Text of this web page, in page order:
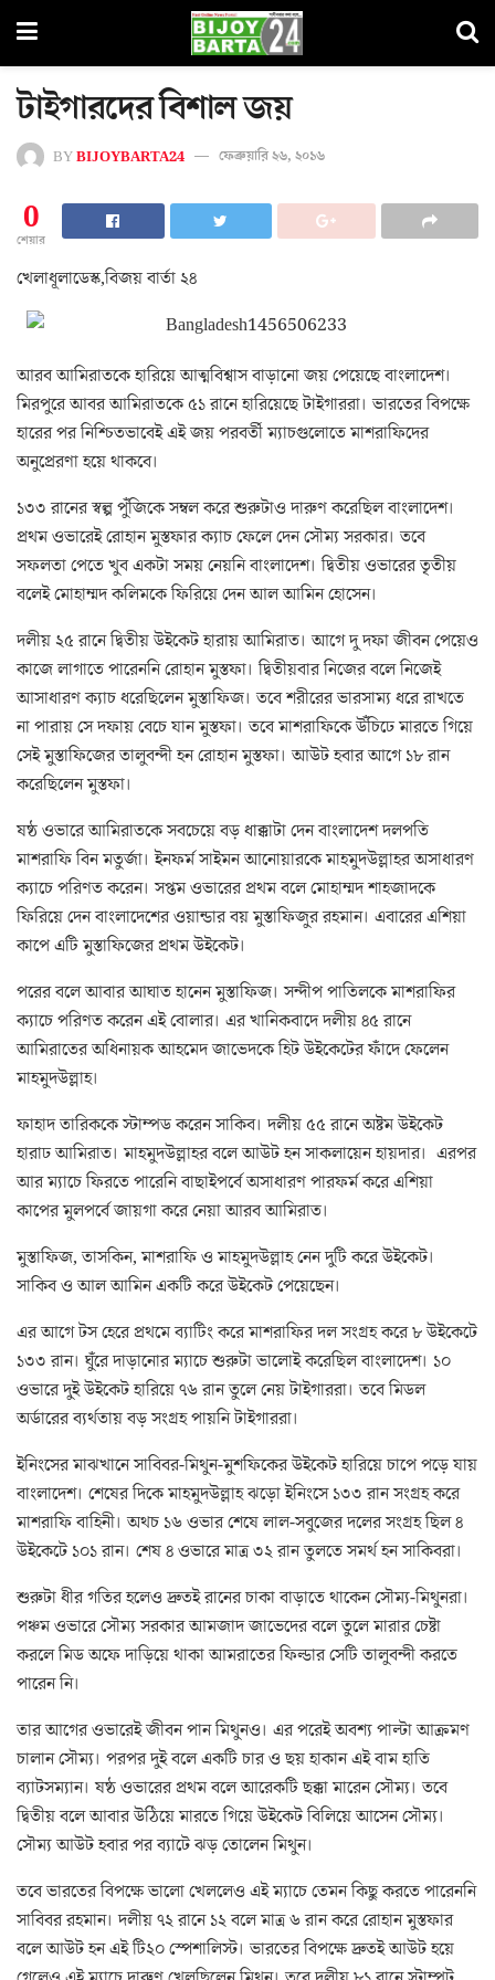
টাইগারদের বিশাল জয়
BYBIJOYBARTA24 ফেব্রুয়ারি ২৬, ২০১৬
0
শেয়ার
খেলাধূলাডেস্ক,বিজয় বার্তা ২৪
আরব আমিরাতকে হারিয়ে আত্মবিশ্বাস বাড়ানো জয় পেয়েছে বাংলাদেশ।
মিরপুরে আবর আমিরাতকে ৫১ রানে হারিয়েছে টাইগাররা। ভারতের বিপক্ষে
হারের পর নিশ্চিতভাবেই এই জয় পরবর্তী ম্যাচগুলোতে মাশরাফিদের
অনুপ্রেরণা হয়ে থাকবে।
১৩৩ রানের স্বল্প পুঁজিকে সম্বল করে শুরুটাও দারুণ করেছিল বাংলাদেশ।
প্রথম ওভারেই রোহান মুস্তফার ক্যাচ ফেলে দেন সৌম্য সরকার। তবে
সফলতা পেতে খুব একটা সময় নেয়নি বাংলাদেশ। দ্বিতীয় ওভারের তৃতীয়
বলেই মোহাম্মদ কলিমকে ফিরিয়ে দেন আল আমিন হোসেন।
দলীয় ২৫ রানে দ্বিতীয় উইকেট হারায় আমিরাত। আগে দু দফা জীবন পেয়েও
কাজে লাগাতে পারেননি রোহান মুস্তফা। দ্বিতীয়বার নিজের বলে নিজেই
আসাধারণ ক্যাচ ধরেছিলেন মুস্তাফিজ। তবে শরীরের ভারসাম্য ধরে রাখতে
না পারায় সে দফায় বেচে যান মুস্তফা। তবে মাশরাফিকে উঁচিঢে মারতে গিয়ে
সেই মুস্তাফিজের তালুবন্দী হন রোহান মুস্তফা। আউট হবার আগে ১৮ রান
করেছিলেন মুস্তফা।
ষষ্ঠ ওভারে আমিরাতকে সবচেয়ে বড় ধাক্কাটা দেন বাংলাদেশ দলপতি
মাশরাফি বিন মতুর্জা। ইনফর্ম সাইমন আনোয়ারকে মাহমুদউল্লাহর অসাধারণ
ক্যাচে পরিণত করেন। সপ্তম ওভারের প্রথম বলে মোহাম্মদ শাহজাদকে
ফিরিয়ে দেন বাংলাদেশের ওয়ান্ডার বয় মুস্তাফিজুর রহমান। এবারের এশিয়া
কাপে এটি মুস্তাফিজের প্রথম উইকেট।
পরের বলে আবার আঘাত হানেন মুস্তাফিজ। সন্দীপ পাতিলকে মাশরাফির
ক্যাচে পরিণত করেন এই বোলার। এর খানিকবাদে দলীয় ৪৫ রানে
আমিরাতের অধিনায়ক আহমেদ জাভেদকে হিট উইকেটের ফাঁদে ফেলেন
মাহমুদউল্লাহ।
ফাহাদ তারিককে স্টাম্পড করেন সাকিব। দলীয় ৫৫ রানে অষ্টম উইকেট
হারাঢ আমিরাত। মাহমুদউল্লাহর বলে আউট হন সাকলায়েন হায়দার। এরপর
আর ম্যাচে ফিরতে পারেনি বাছাইপর্বে অসাধারণ পারফর্ম করে এশিয়া
কাপের মুলপর্বে জায়গা করে নেয়া আরব আমিরাত।
মুস্তাফিজ, তাসকিন, মাশরাফি ও মাহমুদউল্লাহ নেন দুটি করে উইকেট।
সাকিব ও আল আমিন একটি করে উইকেট পেয়েছেন।
এর আগে টস হেরে প্রথমে ব্যাটিং করে মাশরাফির দল সংগ্রহ করে ৮ উইকেটে
১৩৩ রান। ঘুঁরে দাড়ানোর ম্যাচে শুরুটা ভালোই করেছিল বাংলাদেশ। ১০
ওভারে দুই উইকেট হারিয়ে ৭৬ রান তুলে নেয় টাইগাররা। তবে মিডল
অর্ডারের ব্যর্থতায় বড় সংগ্রহ পায়নি টাইগাররা।
ইনিংসের মাঝখানে সাবিবর-মিথুন-মুশফিকের উইকেট হারিয়ে চাপে পড়ে যায়
বাংলাদেশ। শেষের দিকে মাহমুদউল্লাহ ঝড়ো ইনিংসে ১৩৩ রান সংগ্রহ করে
মাশরাফি বাহিনী। অথচ ১৬ ওভার শেষে লাল-সবুজের দলের সংগ্রহ ছিল ৪
উইকেটে ১০১ রান। শেষ ৪ ওভারে মাত্র ৩২ রান তুলতে সমর্থ হন সাকিবরা।
শুরুটা ধীর গতির হলেও দ্রুতই রানের চাকা বাড়াতে থাকেন সৌম্য-মিথুনরা।
পঞ্চম ওভারে সৌম্য সরকার আমজাদ জাভেদের বলে তুলে মারার চেষ্টা
করলে মিড অফে দাড়িয়ে থাকা আমরাতের ফিল্ডার সেটি তালুবন্দী করতে
পারেন নি।
তার আগের ওভারেই জীবন পান মিথুনও। এর পরেই অবশ্য পাল্টা আক্রমণ
চালান সৌম্য। পরপর দুই বলে একটি চার ও ছয় হাকান এই বাম হাতি
ব্যাটসম্যান। ষষ্ঠ ওভারের প্রথম বলে আরেকটি ছক্কা মারেন সৌম্য। তবে
দ্বিতীয় বলে আবার উঠিয়ে মারতে গিয়ে উইকেট বিলিয়ে আসেন সৌম্য।
সৌম্য আউট হবার পর ব্যাটে ঝড় তোলেন মিথুন।
তবে ভারতের বিপক্ষে ভালো খেললেও এই ম্যাচে তেমন কিছু করতে পারেননি
সাবিবর রহমান। দলীয় ৭২ রানে ১২ বলে মাত্র ৬ রান করে রোহান মুস্তফার
বলে আউট হন এই টি২০ স্পেশালিস্ট। ভারতের বিপক্ষে দ্রুতই আউট হয়ে